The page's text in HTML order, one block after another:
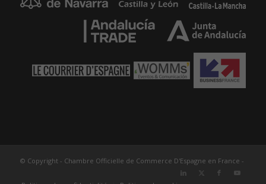
© Copyright - Chambre Officielle de Commerce D'Espagne en France -